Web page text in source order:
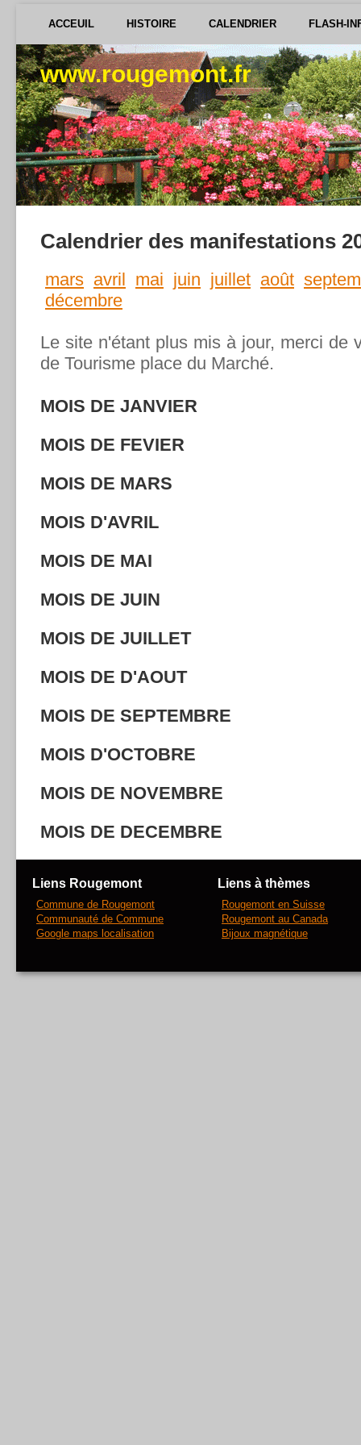
ACCEUIL HISTOIRE CALENDRIER FLASH-
www.rougemont.fr
Calendrier des manifestations
mars avril mai juin juillet août
décembre
Le site n'étant plus mis à jour, merci de
de Tourisme place du Marché.
MOIS DE JANVIER
MOIS DE FEVIER
MOIS DE MARS
MOIS D'AVRIL
MOIS DE MAI
MOIS DE JUIN
MOIS DE JUILLET
MOIS DE D'AOUT
MOIS DE SEPTEMBRE
MOIS D'OCTOBRE
MOIS DE NOVEMBRE
MOIS DE DECEMBRE
Liens Rougemont
Commune de Rougemont
Communauté de Commune
Google maps localisation
Liens à thèmes
Rougemont en Suisse
Rougemont au Canada
Bijoux magnétique